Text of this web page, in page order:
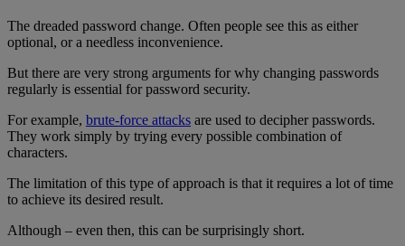
The dreaded password change. Often people see this as either
optional, or a needless inconvenience.
But there are very strong arguments for why changing passwords
regularly is essential for password security.
For example, brute-force attacks are used to decipher passwords.
They work simply by trying every possible combination of
characters.
The limitation of this type of approach is that it requires a lot of time
to achieve its desired result.
Although – even then, this can be surprisingly short.